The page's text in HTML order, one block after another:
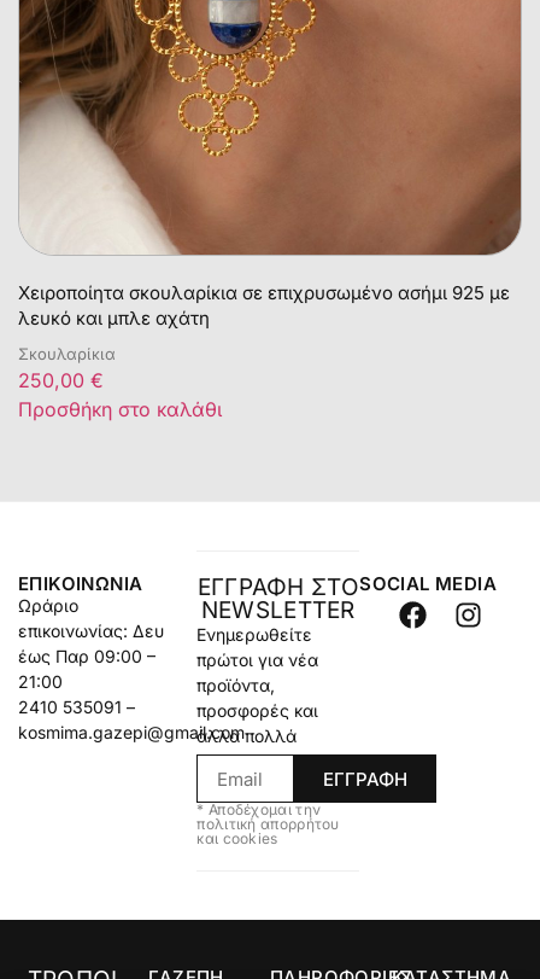
Χειροποίητα σκουλαρίκια σε επιχρυσωμένο ασήμι 925 με
λευκό και μπλε αχάτη
Σκουλαρίκια
250,00 €
Προσθήκη στο καλάθι
ΕΠΙΚΟΙΝΩΝΊΑ
Ωράριο
επικοινωνίας: Δευ
έως Παρ 09:00 –
21:00
2410 535091 –
kosmima.gazepi@gmail.com
ΕΓΓΡΑΦΗ ΣΤΟ
NEWSLETTER
Ενημερωθείτε
πρώτοι για νέα
προϊόντα,
προσφορές και
άλλα πολλά
ΕΓΓΡΑΦΗ
* Αποδέχομαι την
πολιτική απορρήτου
και cookies
SOCIAL MEDIA